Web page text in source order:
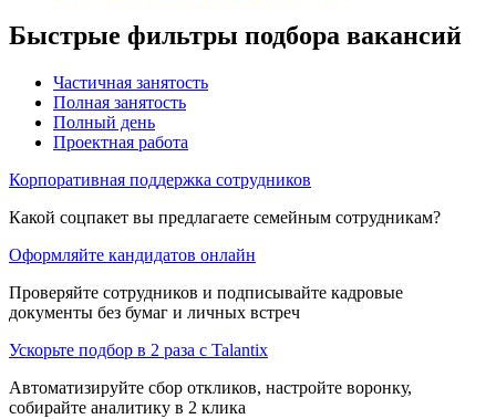
Быстрые фильтры подбора вакансий
Частичная занятость
Полная занятость
Полный день
Проектная работа
Корпоративная поддержка сотрудников
Какой соцпакет вы предлагаете семейным сотрудникам?
Оформляйте кандидатов онлайн
Проверяйте сотрудников и подписывайте кадровые
документы без бумаг и личных встреч
Ускорьте подбор в 2 раза с Talantix
Автоматизируйте сбор откликов, настройте воронку,
собирайте аналитику в 2 клика